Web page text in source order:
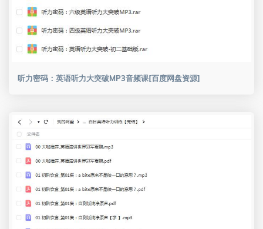
听力密码：英语听力大突破MP3音频课[百度网盘资源]